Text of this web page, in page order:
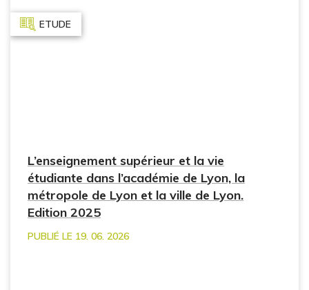
ETUDE
L’enseignement supérieur et la vie
étudiante dans l’académie de Lyon, la
métropole de Lyon et la ville de Lyon.
Edition 2025
PUBLIÉ LE 19. 06. 2026